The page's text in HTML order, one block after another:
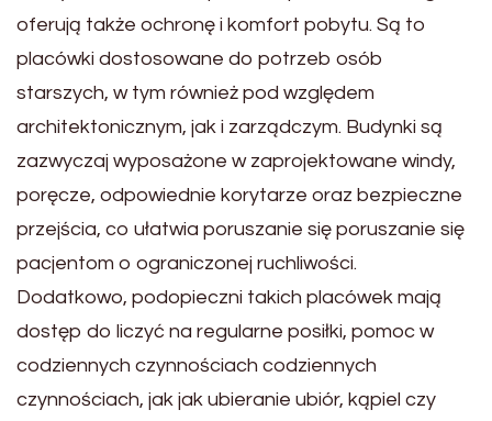
oferują także ochronę i komfort pobytu. Są to
placówki dostosowane do potrzeb osób
starszych, w tym również pod względem
architektonicznym, jak i zarządczym. Budynki są
zazwyczaj wyposażone w zaprojektowane windy,
poręcze, odpowiednie korytarze oraz bezpieczne
przejścia, co ułatwia poruszanie się poruszanie się
pacjentom o ograniczonej ruchliwości.
Dodatkowo, podopieczni takich placówek mają
dostęp do liczyć na regularne posiłki, pomoc w
codziennych czynnościach codziennych
czynnościach, jak jak ubieranie ubiór, kąpiel czy